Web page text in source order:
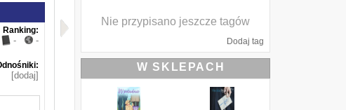
Ranking:
- -
[dodaj]
Nie przypisano jeszcze tagów
Dodaj tag
W SKLEPACH